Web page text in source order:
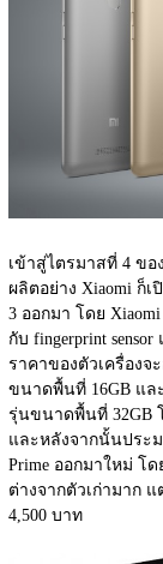
เข้าสู่ไตรมาสที่ 4 ข
ผลิตอย่าง Xiaomi ก็เ
3 ออกมา โดย
กับ fingerprint
ราคาของตัวเครื่องจ
ขนาดพื้นที่ 16GB แล
รุ่นขนาดพื้นที่ 32GB
และหลังจากนั้นประม
Prime ออกมาใหม่ โด
ต่างจากตัวเก่ามาก
4,500 บาท